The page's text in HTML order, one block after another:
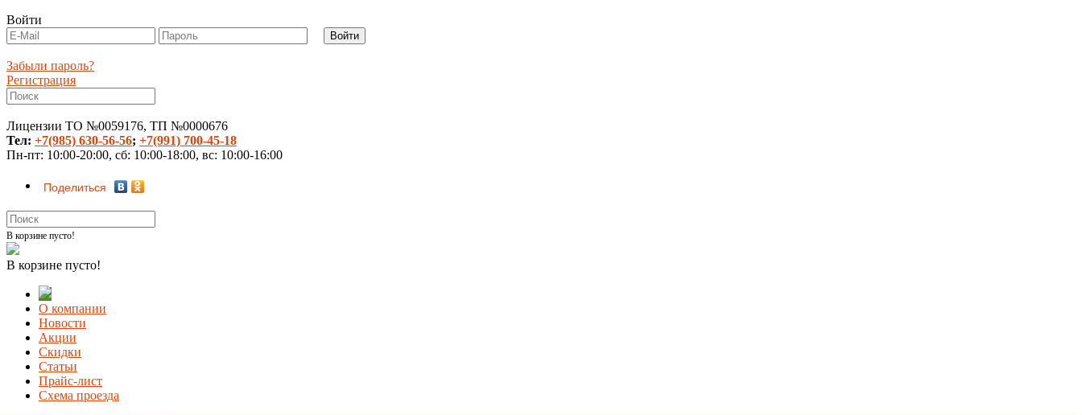
Войти
Забыли пароль?
Регистрация
Лицензии ТО №0059176, ТП №0000676
Тел: +7(985) 630-56-56; +7(991) 700-45-18
Пн-пт: 10:00-20:00, сб: 10:00-18:00, вс: 10:00-16:00
Поделиться
В корзине пусто!
В корзине пусто!
О компании
Новости
Акции
Скидки
Статьи
Прайс-лист
Схема проезда